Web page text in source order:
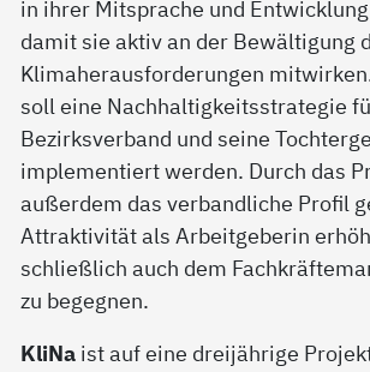
in ihrer Mitsprache und
damit sie aktiv an der Bewältigung
Klimaherausforderungen
soll eine Nachhaltigkeitsstrategie
Bezirksverband und seine
implementiert werden. Durch das
außerdem das verbandliche Profil
Attraktivität als Arbeitgeberin
schließlich auch dem
zu begegnen.
KliNa ist auf eine dreijährige